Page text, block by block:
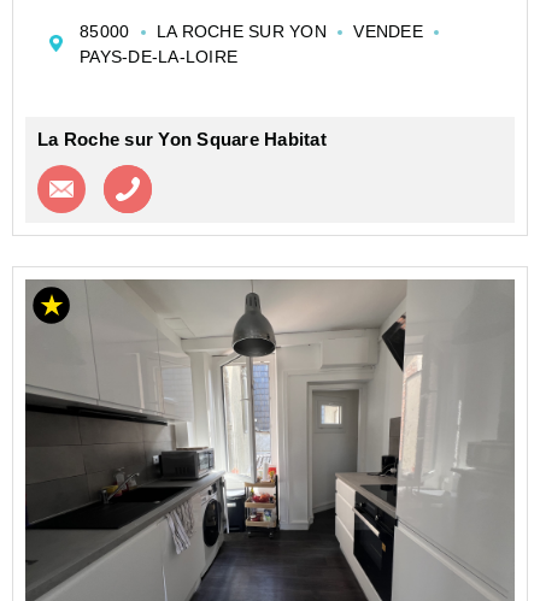
années 2000.
L'appartement comporte un bel espace de vie lumineux
85000 LA ROCHE SUR YON
VENDEE
PAYS-DE-LA-LOIRE
La Roche sur Yon Square Habitat
Contacter l'agence